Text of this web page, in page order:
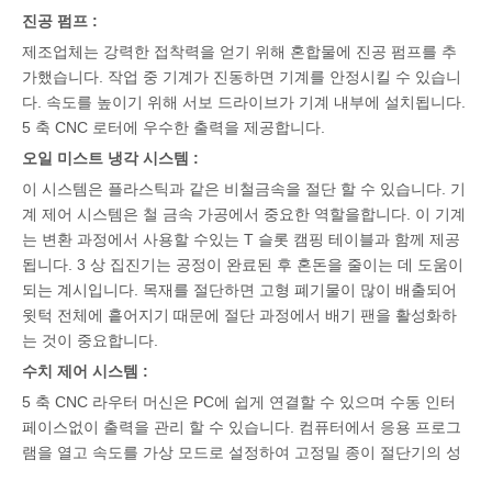
진공 펌프 :
제조업체는 강력한 접착력을 얻기 위해 혼합물에 진공 펌프를 추
가했습니다. 작업 중 기계가 진동하면 기계를 안정시킬 수 있습니
다. 속도를 높이기 위해 서보 드라이브가 기계 내부에 설치됩니다.
5 축 CNC 로터에 우수한 출력을 제공합니다.
오일 미스트 냉각 시스템 :
이 시스템은 플라스틱과 같은 비철금속을 절단 할 수 있습니다. 기
계 제어 시스템은 철 금속 가공에서 중요한 역할을합니다. 이 기계
는 변환 과정에서 사용할 수있는 T 슬롯 캠핑 테이블과 함께 제공
됩니다. 3 상 집진기는 공정이 완료된 후 혼돈을 줄이는 데 도움이
되는 계시입니다. 목재를 절단하면 고형 폐기물이 많이 배출되어
윗턱 전체에 흩어지기 때문에 절단 과정에서 배기 팬을 활성화하
는 것이 중요합니다.
수치 제어 시스템 :
5 축 CNC 라우터 머신은 PC에 쉽게 연결할 수 있으며 수동 인터
페이스없이 출력을 관리 할 수 ​​있습니다. 컴퓨터에서 응용 프로그
램을 열고 속도를 가상 모드로 설정하여 고정밀 종이 절단기의 성